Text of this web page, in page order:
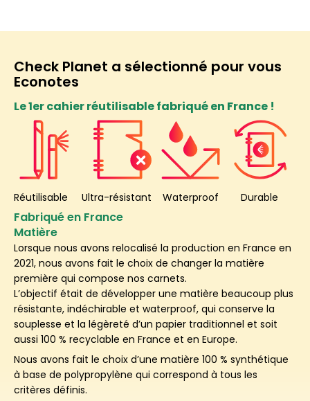
Check Planet a sélectionné pour vous
Econotes
Le 1er cahier réutilisable fabriqué en France !
Réutilisable Ultra-résistant Waterproof Durable
Fabriqué en France
Matière
Lorsque nous avons relocalisé la production en France en
2021, nous avons fait le choix de changer la matière
première qui compose nos carnets.
L’objectif était de développer une matière beaucoup plus
résistante, indéchirable et waterproof, qui conserve la
souplesse et la légèreté d’un papier traditionnel et soit
aussi 100 % recyclable en France et en Europe.
Nous avons fait le choix d’une matière 100 % synthétique
à base de polypropylène qui correspond à tous les
critères définis.